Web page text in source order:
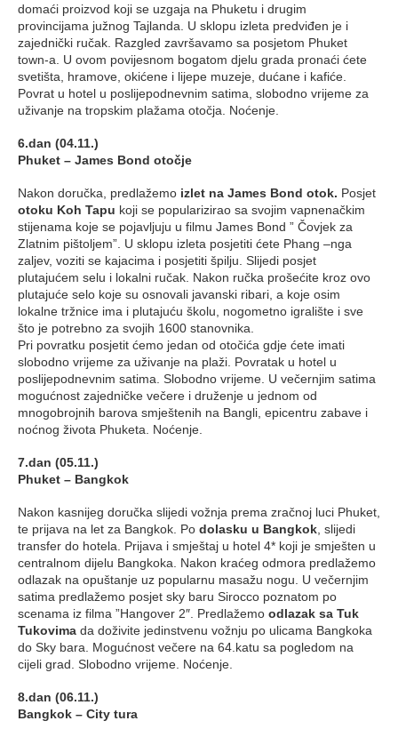
domaći proizvod koji se uzgaja na Phuketu i drugim
provincijama južnog Tajlanda. U sklopu izleta predviđen je i
zajednički ručak. Razgled završavamo sa posjetom Phuket
town-a. U ovom povijesnom bogatom djelu grada pronaći ćete
svetišta, hramove, okićene i lijepe muzeje, dućane i kafiće.
Povrat u hotel u poslijepodnevnim satima, slobodno vrijeme za
uživanje na tropskim plažama otočja. Noćenje.
6.dan (04.11.)
Phuket – James Bond otočje
Nakon doručka, predlažemo izlet na James Bond otok. Posjet
otoku Koh Tapu koji se popularizirao sa svojim vapnenačkim
stijenama koje se pojavljuju u filmu James Bond ” Čovjek za
Zlatnim pištoljem”. U sklopu izleta posjetiti ćete Phang –nga
zaljev, voziti se kajacima i posjetiti špilju. Slijedi posjet
plutajućem selu i lokalni ručak. Nakon ručka prošećite kroz ovo
plutajuće selo koje su osnovali javanski ribari, a koje osim
lokalne tržnice ima i plutajuću školu, nogometno igralište i sve
što je potrebno za svojih 1600 stanovnika.
Pri povratku posjetit ćemo jedan od otočića gdje ćete imati
slobodno vrijeme za uživanje na plaži. Povratak u hotel u
poslijepodnevnim satima. Slobodno vrijeme. U večernjim satima
mogućnost zajedničke večere i druženje u jednom od
mnogobrojnih barova smještenih na Bangli, epicentru zabave i
noćnog života Phuketa. Noćenje.
7.dan (05.11.)
Phuket – Bangkok
Nakon kasnijeg doručka slijedi vožnja prema zračnoj luci Phuket,
te prijava na let za Bangkok. Po dolasku u Bangkok , slijedi
transfer do hotela. Prijava i smještaj u hotel 4* koji je smješten u
centralnom dijelu Bangkoka. Nakon kraćeg odmora predlažemo
odlazak na opuštanje uz popularnu masažu nogu. U večernjim
satima predlažemo posjet sky baru Sirocco poznatom po
scenama iz filma ”Hangover 2″. Predlažemo odlazak sa Tuk
Tukovima da doživite jedinstvenu vožnju po ulicama Bangkoka
do Sky bara. Mogućnost večere na 64.katu sa pogledom na
cijeli grad. Slobodno vrijeme. Noćenje.
8.dan (06.11.)
Bangkok – City tura